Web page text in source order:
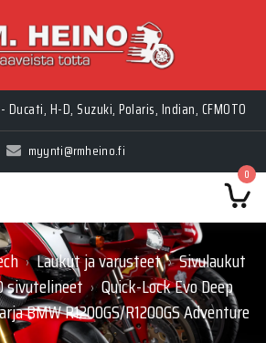
H-D, Suzuki, Polaris, Indian, CFMOTO
myynti@rmheino.fi
0
› Laukut ja varusteet › Sivulaukut
sivutelineet › Quick-Lock Evo Deep
BMW R1200GS/R1200GS Adventure